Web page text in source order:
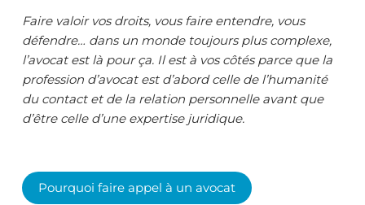
Faire valoir vos droits, vous faire entendre, vous
défendre… dans un monde toujours plus complexe,
l’avocat est là pour ça. Il est à vos côtés parce que la
profession d’avocat est d’abord celle de l’humanité
du contact et de la relation personnelle avant que
d’être celle d’une expertise juridique.
Pourquoi faire appel à un avocat